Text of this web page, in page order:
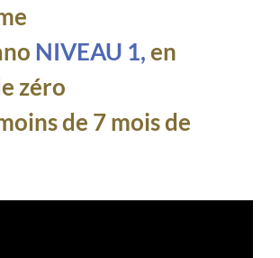
NIVEAU 1,en
zéro
de 7 mois de